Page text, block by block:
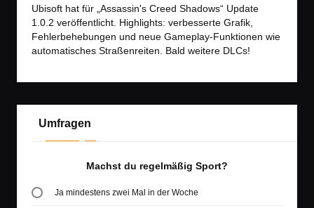
Ubisoft hat für „Assassin's Creed Shadows“ Update
1.0.2 veröffentlicht. Highlights: verbesserte Grafik,
Fehlerbehebungen und neue Gameplay-Funktionen wie
automatisches Straßenreiten. Bald weitere DLCs!
Umfragen
Machst du regelmäßig Sport?
Ja mindestens zwei Mal in der Woche